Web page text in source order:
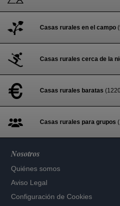
Casas rurales en el campo
Casas rurales cerca de la
Casas rurales baratas
Casas rurales para grupos
Nosotros
Quiénes somos
Aviso Legal
Configuración de Cookies